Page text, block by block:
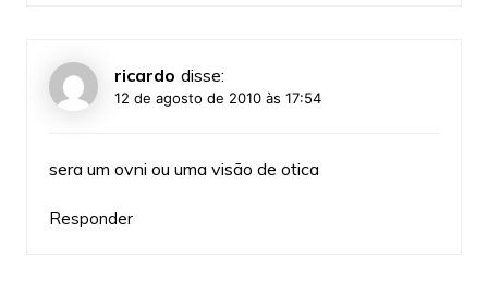
ricardo disse:
12 de agosto de 2010 às 17:54
sera um ovni ou uma visão de otica
Responder